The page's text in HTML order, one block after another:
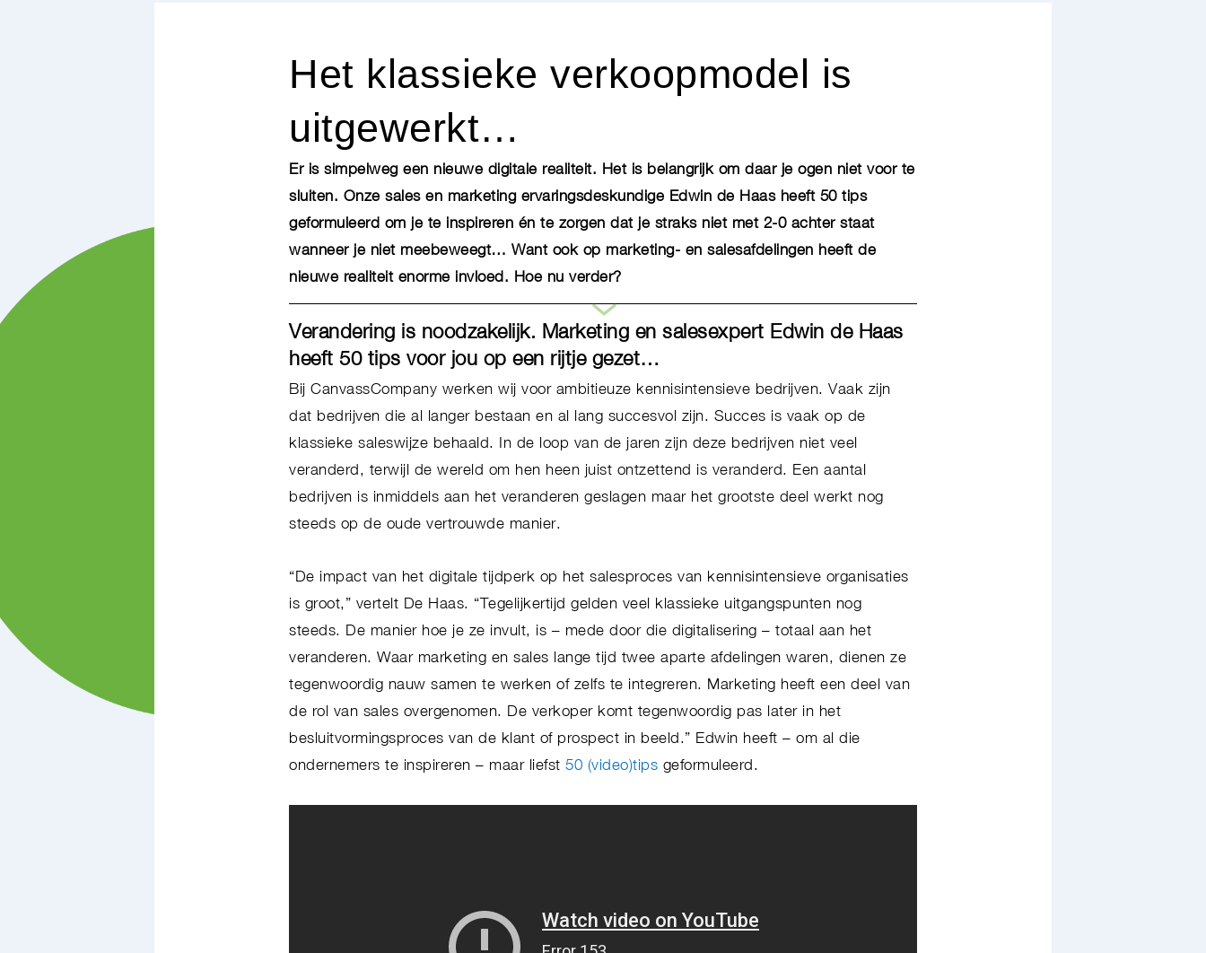
Het klassieke verkoopmodel is
uitgewerkt…
Er is simpelweg een nieuwe digitale realiteit. Het is belangrijk om daar je ogen niet voor te
sluiten. Onze sales en marketing ervaringsdeskundige Edwin de Haas heeft 50 tips
geformuleerd om je te inspireren én te zorgen dat je straks niet met 2-0 achter staat
wanneer je niet meebeweegt… Want ook op marketing- en salesafdelingen heeft de
nieuwe realiteit enorme invloed. Hoe nu verder?
Verandering is noodzakelijk. Marketing en salesexpert Edwin de Haas
heeft 50 tips voor jou op een rijtje gezet…
Bij CanvassCompany werken wij voor ambitieuze kennisintensieve bedrijven. Vaak zijn
dat bedrijven die al langer bestaan en al lang succesvol zijn. Succes is vaak op de
klassieke saleswijze behaald. In de loop van de jaren zijn deze bedrijven niet veel
veranderd, terwijl de wereld om hen heen juist ontzettend is veranderd. Een aantal
bedrijven is inmiddels aan het veranderen geslagen maar het grootste deel werkt nog
steeds op de oude vertrouwde manier.
“De impact van het digitale tijdperk op het salesproces van kennisintensieve organisaties
is groot,” vertelt De Haas. “Tegelijkertijd gelden veel klassieke uitgangspunten nog
steeds. De manier hoe je ze invult, is – mede door die digitalisering – totaal aan het
veranderen. Waar marketing en sales lange tijd twee aparte afdelingen waren, dienen ze
tegenwoordig nauw samen te werken of zelfs te integreren. Marketing heeft een deel van
de rol van sales overgenomen. De verkoper komt tegenwoordig pas later in het
besluitvormingsproces van de klant of prospect in beeld.” Edwin heeft – om al die
ondernemers te inspireren – maar liefst 50 (video)tips geformuleerd.